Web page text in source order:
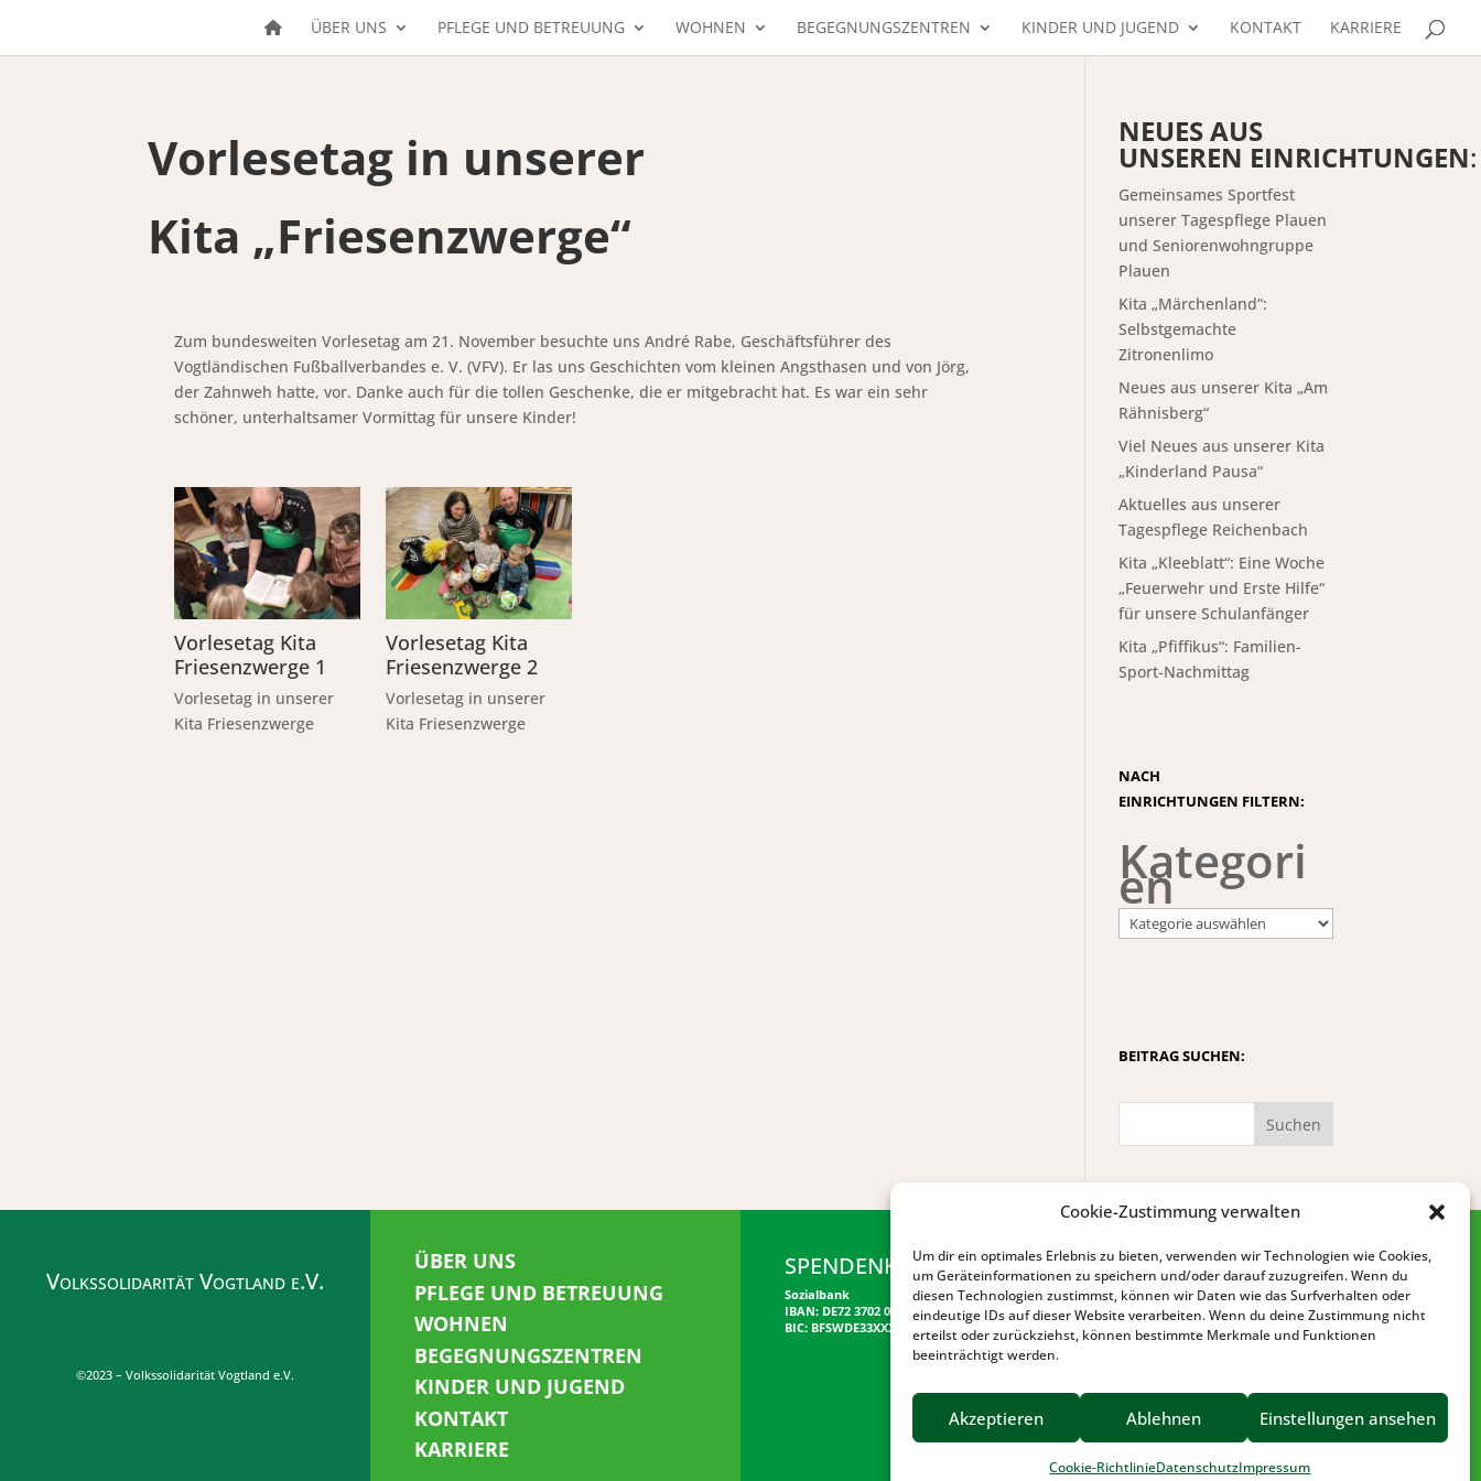
Cookie-Zustimmung verwalten
Um dir ein optimales Erlebnis zu bieten, verwenden wir Technologien wie Cookies,
um Geräteinformationen zu speichern und/oder darauf zuzugreifen. Wenn du
diesen Technologien zustimmst, können wir Daten wie das Surfverhalten oder
eindeutige IDs auf dieser Website verarbeiten. Wenn du deine Zustimmung nicht
erteilst oder zurückziehst, können bestimmte Merkmale und Funktionen
beeinträchtigt werden.
Akzeptieren Ablehnen Einstellungen ansehen
Cookie-RichtlinieDatenschutzImpressum
ÜBER UNS PFLEGE UND BETREUUNG WOHNEN BEGEGNUNGSZENTREN KINDER UND JUGEND KONTAKT KARRIERE
Vorlesetag in unserer
Kita „Friesenzwerge“
Zum bundesweiten Vorlesetag am 21. November besuchte uns André Rabe, Geschäftsführer des
Vogtländischen Fußballverbandes e. V. (VFV). Er las uns Geschichten vom kleinen Angsthasen und von Jörg,
der Zahnweh hatte, vor. Danke auch für die tollen Geschenke, die er mitgebracht hat. Es war ein sehr
schöner, unterhaltsamer Vormittag für unsere Kinder!
Vorlesetag Kita
Friesenzwerge 1
Vorlesetag in unserer
Kita Friesenzwerge
Vorlesetag Kita
Friesenzwerge 2
Vorlesetag in unserer
Kita Friesenzwerge
NEUES AUS
UNSEREN EINRICHTUNGEN:
Gemeinsames Sportfest
unserer Tagespflege Plauen
und Seniorenwohngruppe
Plauen
Kita „Märchenland“:
Selbstgemachte
Zitronenlimo
Neues aus unserer Kita „Am
Rähnisberg“
Viel Neues aus unserer Kita
„Kinderland Pausa“
Aktuelles aus unserer
Tagespflege Reichenbach
Kita „Kleeblatt“: Eine Woche
„Feuerwehr und Erste Hilfe“
für unsere Schulanfänger
Kita „Pfiffikus“: Familien-
Sport-Nachmittag
NACH
EINRICHTUNGEN FILTERN:
Kategori
en
BEITRAG SUCHEN:
Suchen
Volkssolidarität Vogtland e.V.
©2023 – Volkssolidarität Vogtland e.V.
ÜBER UNS
PFLEGE UND BETREUUNG
WOHNEN
BEGEGNUNGSZENTREN
KINDER UND JUGEND
KONTAKT
KARRIERE
SPENDENKONTO
Sozialbank
IBAN: DE72 3702 0500 0001 5520 00
BIC: BFSWDE33XXX
DATENSCHUTZ
BARRIEREFREIHEIT